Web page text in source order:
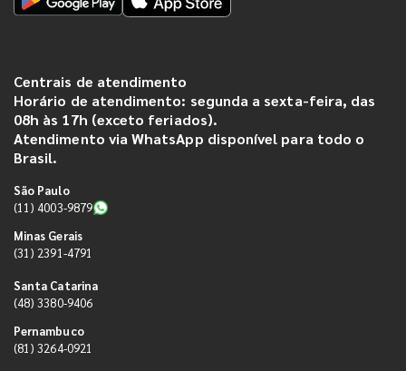
Centrais de atendimento
Horário de atendimento: segunda a sexta-feira, das
08h às 17h (exceto feriados).
Atendimento via WhatsApp disponível para todo o
Brasil.
São Paulo
(11) 4003-9879
Minas Gerais
(31) 2391-4791
Santa Catarina
(48) 3380-9406
Pernambuco
(81) 3264-0921